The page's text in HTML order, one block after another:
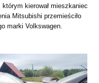
kierował mieszkaniec
Mitsubishi przemieściło
marki Volkswagen.